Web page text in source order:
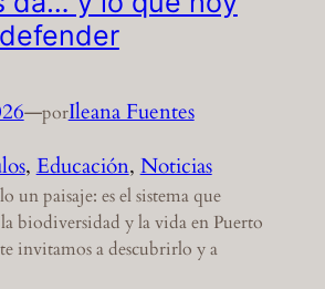
—porIleana Fuentes
, Educación, Noticias
un paisaje: es el sistema que
la biodiversidad y la vida en Puerto
invitamos a descubrirlo y a